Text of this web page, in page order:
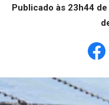
Publicado às 23h44